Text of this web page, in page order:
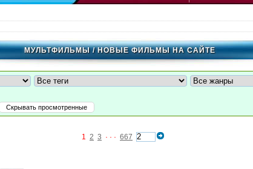
МУЛЬТФИЛЬМЫ/ НОВЫЕ ФИЛЬМЫ НА САЙТЕ
Скрывать просмотренные
1 2 3 · · · 667